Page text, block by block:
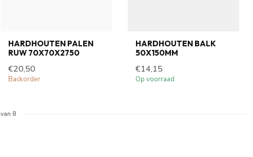
HARDHOUTEN PALEN
RUW 70X70X2750
€20,50
Backorder
HARDHOUTEN BALK
50X150MM
€14,15
Op voorraad
van 8